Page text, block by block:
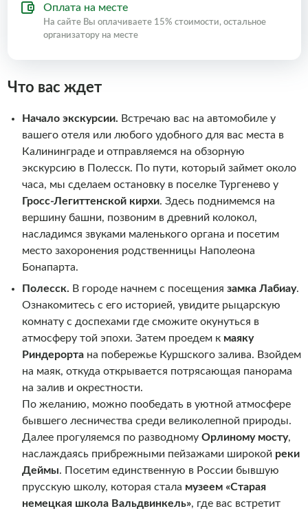
Оплата на месте
На сайте Вы оплачиваете 15% стоимости, остальное
организатору на месте
Что вас ждет
Начало экскурсии. Встречаю вас на автомобиле у
вашего отеля или любого удобного для вас места в
Калининграде и отправляемся на обзорную
экскурсию в Полесск. По пути, который займет около
часа, мы сделаем остановку в поселке Тургенево у
Гросс-Легиттенской кирхи. Здесь поднимемся на
вершину башни, позвоним в древний колокол,
насладимся звуками маленького органа и посетим
место захоронения родственницы Наполеона
Бонапарта.
Полесск. В городе начнем с посещения замка Лабиау.
Ознакомитесь с его историей, увидите рыцарскую
комнату с доспехами где сможите окунуться в
атмосферу той эпохи. Затем проедем к маяку
Риндерортана побережье Куршского залива. Взойдем
на маяк, откуда открывается потрясающая панорама
на залив и окрестности.
По желанию, можно пообедать в уютной атмосфере
бывшего лесничества среди великолепной природы.
Далее прогуляемся по разводному Орлиному мосту,
наслаждаясь прибрежными пейзажами широкой реки
Деймы. Посетим единственную в России бывшую
прусскую школу, которая стала музеем «Старая
немецкая школа Вальдвинкель», где вас встретит